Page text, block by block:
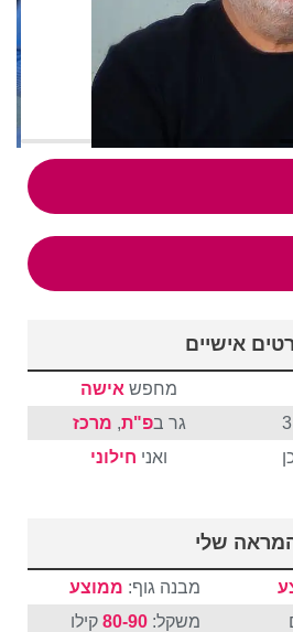
אישיים
מחפש אישה
גר בפ"ת, מרכז
ואני חילוני
שלי
מבנה גוף: ממוצע
משקל:80-90 קילו